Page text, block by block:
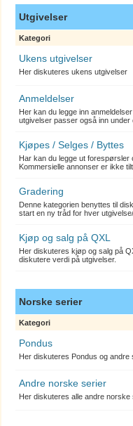
Utgivelser
Kategori
Ukens utgivelser
Her diskuteres ukens utgivelser
Anmeldelser
Her kan du legge inn
utgivelser passer også inn under
Kjøpes / Selges / Byttes
Har kan du legge ut forespørsler
Kommersielle annonser er ikke
Gradering
Denne kategorien benyttes til
start en ny tråd for hver
Kjøp og salg på QXL
Her diskuteres kjøp og salg på
diskutere verdi på utgivelser.
Norske serier
Kategori
Pondus
Her diskuteres Pondus og
Andre norske serier
Her diskuteres alle andre